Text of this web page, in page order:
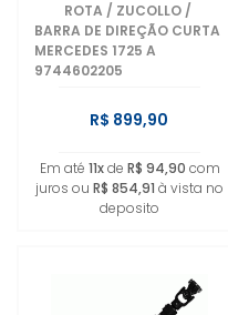
ROTA / ZUCOLLO /
BARRA DE DIREÇÃO CURTA
MERCEDES 1725 A
9744602205
R$ 899,90
Em até 11xde R$ 94,90 com
juros ou R$ 854,91 à vista no
deposito